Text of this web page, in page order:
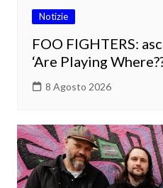
Notizie
FOO FIGHTERS:
‘Are Playing
8 Agosto 2026